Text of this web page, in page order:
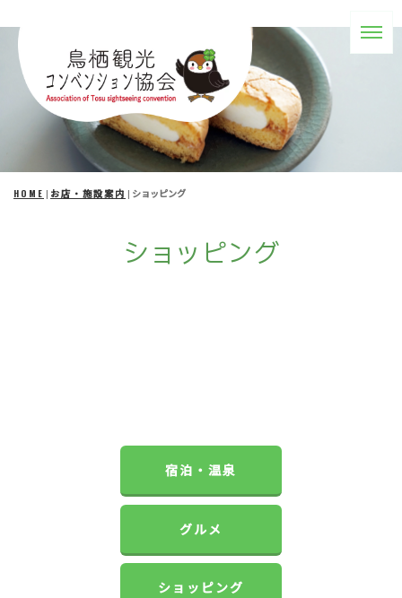
HOME | お店・施設案内 | ショッピング
ショッピング
宿泊・温泉
グルメ
ショッピング